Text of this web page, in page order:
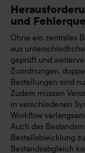
und
Ohne ein zentrales
aus
geprüft und
Zuordnungen,
Bestellungen sind
Zudem müssen
in verschiedenen
Workflow
Auch das
Bestellabwicklung
Bestandsabgleich